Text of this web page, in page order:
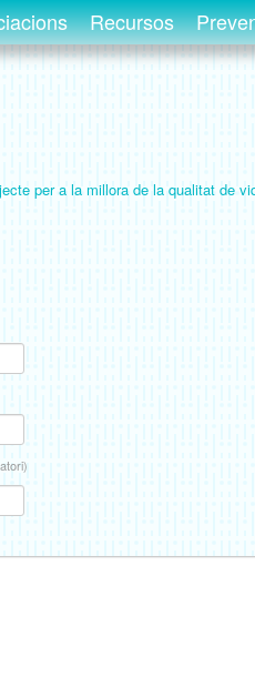
Recursos
per a la millora de la qualitat de